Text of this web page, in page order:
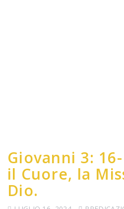
Giovanni 3:
il Cuore, la
Dio.